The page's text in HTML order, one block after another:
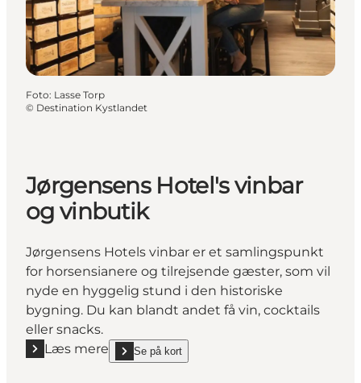
Foto: Lasse Torp
© Destination Kystlandet
Jørgensens Hotel's vinbar
og vinbutik
Jørgensens Hotels vinbar er et samlingspunkt
for horsensianere og tilrejsende gæster, som vil
nyde en hyggelig stund i den historiske
bygning. Du kan blandt andet få vin, cocktails
eller snacks.
Læs mere
Læs mere "Jørgensens Hotel's vinbar og vinbutik"
Se på kort
show Jørgensens Hotel's vinbar og vinbutik on_map